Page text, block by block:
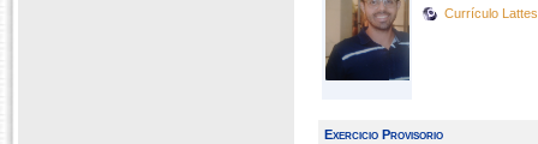
Currículo
Exercicio Provisorio